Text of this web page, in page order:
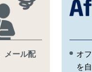
メール配
オ
を